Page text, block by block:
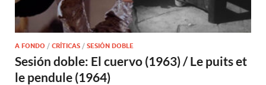
A FONDO / CRÍTICAS / SESIÓN DOBLE
Sesión doble: El cuervo (1963) / Le puits et
le pendule (1964)